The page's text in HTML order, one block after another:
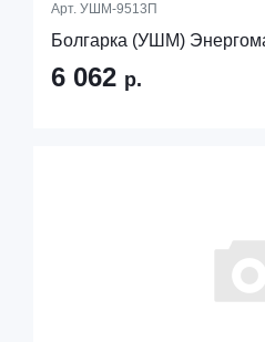
Арт. УШМ-9513П
Болгарка (УШМ)
6 062 р.